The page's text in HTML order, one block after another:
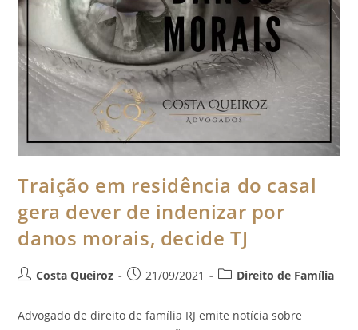
Traição em residência do casal
gera dever de indenizar por
danos morais, decide TJ
Costa Queiroz 21/09/2021 Direito de Família
Advogado de direito de família RJ emite notícia sobre